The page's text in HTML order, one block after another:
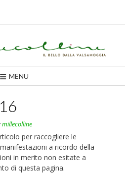
MENU
millecolline
per raccogliere le
a ricordo della
in merito non esitate a
di questa pagina.